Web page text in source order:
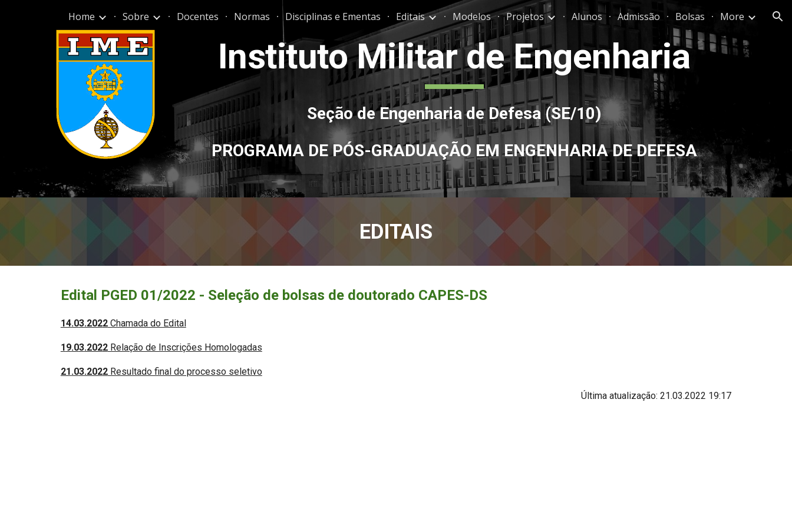
Skip to main content Skip to navigation
Home Sobre Docentes Normas Disciplinas e Ementas Editais Modelos Projetos Alunos Admissão Bolsas More
Instituto Militar de Engenharia
Seção de Engenharia de Defesa (SE/10)
PROGRAMA DE PÓS-GRADUAÇÃO EM ENGENHARIA DE DEFESA
EDITAIS
Edital PGED 01/2022 - Seleção de bolsas de doutorado CAPES-DS
14.03.2022 Chamada do Edital
19.03.2022 Relação de Inscrições Homologadas
21.03.2022 Resultado final do processo seletivo
Última atualização: 21.03.2022 19:17